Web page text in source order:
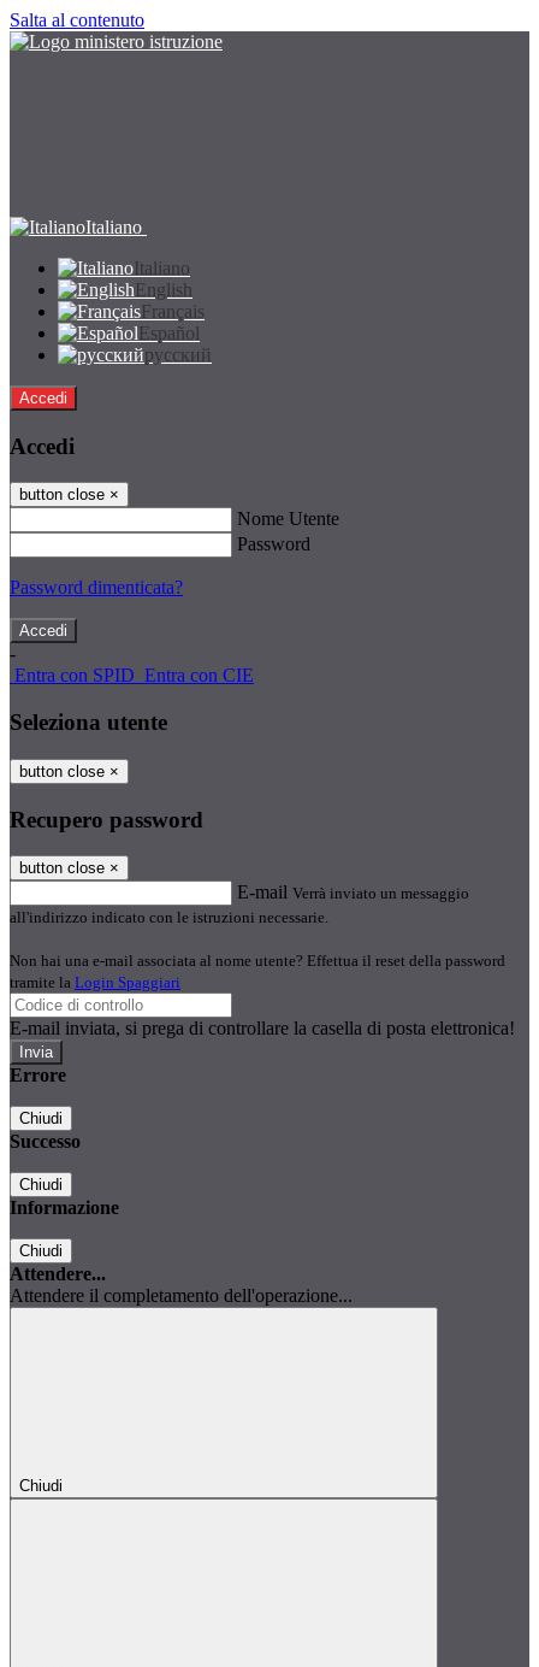
Salta al contenuto
Italiano
Italiano
English
Français
Español
русский
Accedi
Accedi
button close ×
Nome Utente
Password
Password dimenticata?
-
Entra con SPID Entra con CIE
Seleziona utente
button close ×
Recupero password
button close ×
E-mail Verrà inviato un messaggio
all'indirizzo indicato con le istruzioni necessarie.
Non hai una e-mail associata al nome utente? Effettua il reset della password
tramite la Login Spaggiari
E-mail inviata, si prega di controllare la casella di posta elettronica!
Errore
Chiudi
Successo
Chiudi
Informazione
Chiudi
Attendere...
Attendere il completamento dell'operazione...
Chiudi